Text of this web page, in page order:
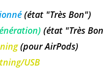
(état "Très Bon")
(état "Très
(pour AirPods)
USB